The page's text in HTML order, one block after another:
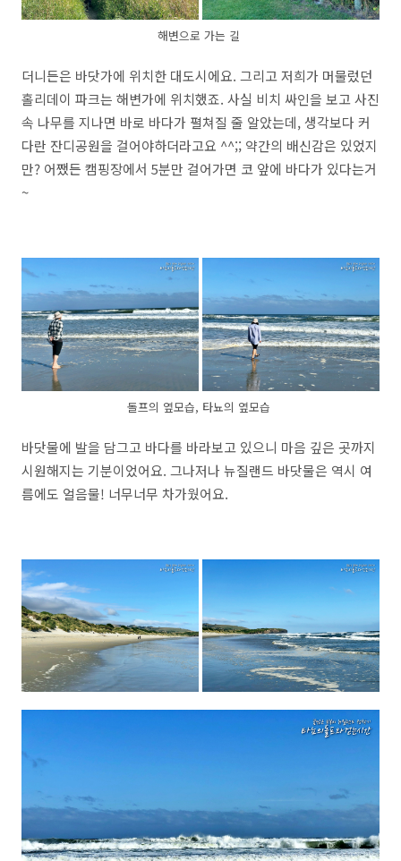
해변으로 가는 길
더니든은 바닷가에 위치한 대도시에요. 그리고 저희가 머물렀던
홀리데이 파크는 해변가에 위치했죠. 사실 비치 싸인을 보고 사진
속 나무를 지나면 바로 바다가 펼쳐질 줄 알았는데, 생각보다 커
다란 잔디공원을 걸어야하더라고요 ^^;; 약간의 배신감은 있었지
만? 어쨌든 캠핑장에서 5분만 걸어가면 코 앞에 바다가 있다는거
~
돌프의 옆모습, 타뇨의 옆모습
바닷물에 발을 담그고 바다를 바라보고 있으니 마음 깊은 곳까지
시원해지는 기분이었어요. 그나저나 뉴질랜드 바닷물은 역시 여
름에도 얼음물! 너무너무 차가웠어요.